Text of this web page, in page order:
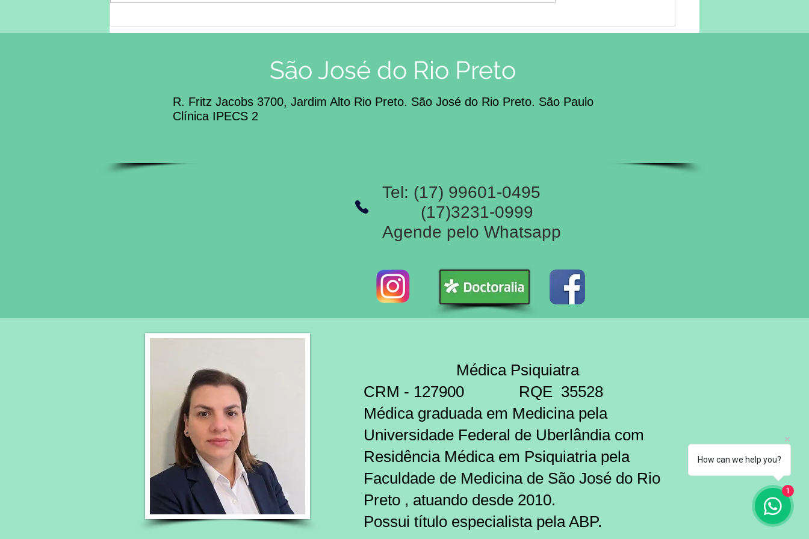
adoecimento mental
característicos do
R. Fritz Jacobs 3700, Jardim Alto Rio Preto. São José do Rio Preto. São Paulo
Clínica IPECS 2
São José do Rio Preto
Tel: (17) 99601-0495
(17)3231-0999
Agende pelo Whatsapp
Médica Psiquiatra
CRM - 127900 RQE 35528
​​Médica graduada em Medicina pela
Universidade Federal de Uberlândia com
Residência Médica em Psiquiatria pela
Faculdade de Medicina de São José do Rio
Preto , atuando desde 2010.
Possui título especialista pela ABP.
How can we help you?
1